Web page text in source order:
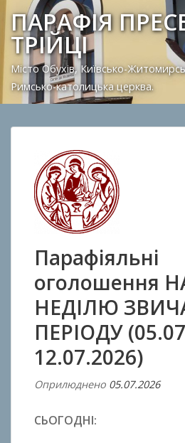
ПАРАФІЯ
ТРІЙЦІ
Місто Обухів, Київсько-
Римсько-католицька церква.
Парафіяльні
оголошення
НЕДІЛЮ
ПЕРІОДУ
12.07.2026)
Оприлюднено 05.07.2026В
СЬОГОДНІ: